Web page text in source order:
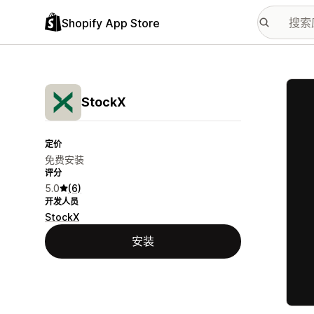
Shopify App Store
StockX
定价
免费安装
评分
5.0 (6)
开发人员
StockX
安装
配图